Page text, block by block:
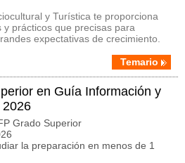
y Turística te proporciona
prácticos que precisas para
expectativas de crecimiento.
Temario
en Guía Información y
Grado Superior
la preparación en menos de 1